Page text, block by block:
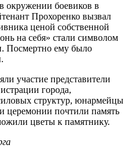
окружении боевиков в
Прохоренко вызвал
ценой собственной
на себя» стали символом
Посмертно ему было
участие представители
города,
структур, юнармейцы
церемонии почтили память
цветы к памятнику.